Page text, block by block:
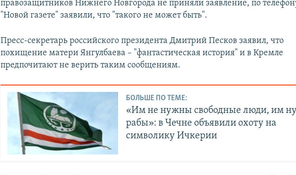
правозащитников Нижнего Новгорода не приняли заявление, по
"Новой газете" заявили, что "такого не может быть".
Пресс-секретарь российского президента Дмитрий Песков заявил, что
похищение матери Янгулбаева – "фантастическая история" и в Кремле
предпочитают не верить таким сообщениям.
БОЛЬШЕ ПО ТЕМЕ:
«Им не нужны свободные люди, им
рабы»: в Чечне объявили охоту на
символику Ичкерии